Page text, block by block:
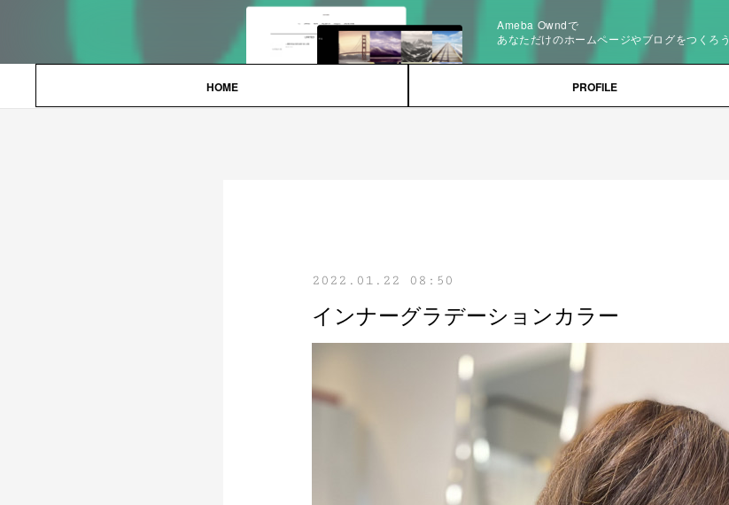
Ameba Owndで
あなただけのホームページやブログをつくろう
HOME PROFILE
2022.01.22 08:50
インナーグラデーションカラー